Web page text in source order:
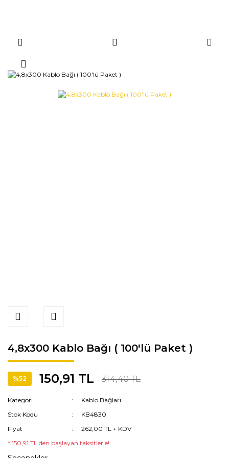
4,8x300 Kablo Bağı ( 100'lü Paket )
%52 150,91 TL 314,40 TL
Kategori
Kablo Bağları
Stok Kodu
KB4830
Fiyat
262,00 TL + KDV
* 150,91 TL den başlayan taksitlerle!